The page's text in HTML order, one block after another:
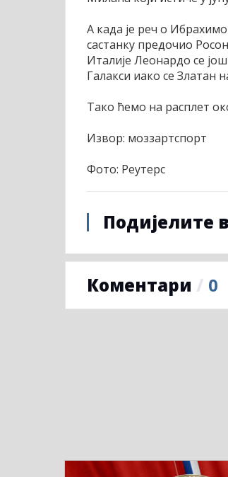
А када је реч о
састанку предочио
Италије Леонардо се
Галакси иако се Златан
Тако ћемо на расплет
Извор: моззартспорт
Фото: Реутерс
Подијелите
Коментари / 0